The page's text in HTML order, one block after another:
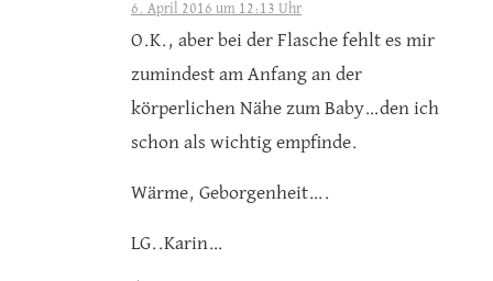
6. April 2016 um 12:13 Uhr
O.K., aber bei der Flasche fehlt es mir
zumindest am Anfang an der
körperlichen Nähe zum Baby…den ich
schon als wichtig empfinde.
Wärme, Geborgenheit….
LG..Karin…